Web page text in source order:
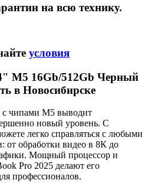
на всю технику.
условия
M5 16Gb/512Gb Черный
в Новосибирске
чипами M5 выводит
новый уровень. С
легко справляться с любыми
от обработки видео в 8К до
Мощный процессор и
Pro 2025 делают его
профессионалов.